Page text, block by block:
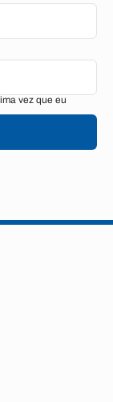
vez que eu